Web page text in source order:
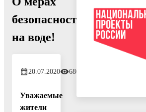
безопасности
на воде!
20.07.2020 680
Уважаемые
жители